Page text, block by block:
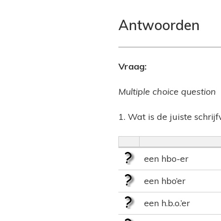
Antwoorden
Vraag:
Multiple choice question
1. Wat is de juiste
een hbo-er
een hbo’er
een h.b.o.’er